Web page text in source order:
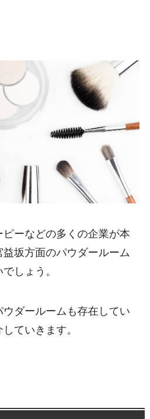
ーなどの多くの企業が本
坂方面のパウダールーム
しょう。
ダールームも存在してい
ていきます。